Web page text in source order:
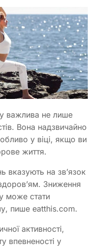
важлива не лише
Вона надзвичайно
у віці, якщо ви
життя.
вказують на зв’язок
Зниження
може стати
пише eatthis.com.
активності,
впевненості у